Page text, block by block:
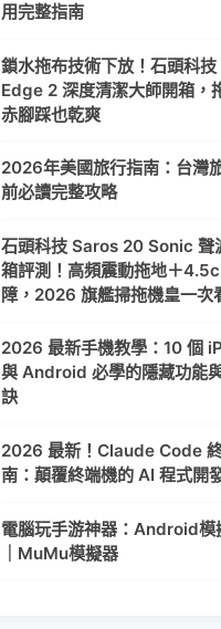
用完整指南
鎖水拖布技術下放！石頭科
Edge 2 深度清潔大師開箱，
赤腳踩也乾爽
2026年美國旅行指南：台灣
前必讀完整攻略
石頭科技 Saros 20 Sonic 聲
箱評測！高頻震動拖地＋
障，2026 旗艦掃拖機皇一次
2026 最新手機教學：10 個
與 Android 必學的隱藏功能
訣
2026 最新！Claude Code
南：顛覆終端機的 AI 程式開
電腦玩手游神器：Android模
｜MuMu模擬器